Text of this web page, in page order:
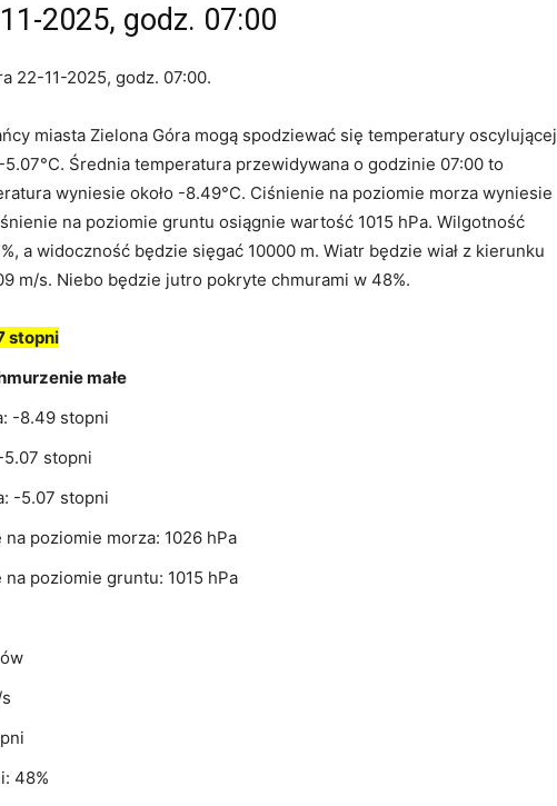
2025, godz. 07:00
22-11-2025, godz. 07:00.
miasta Zielona Góra mogą spodziewać się temperatury oscylującej
Średnia temperatura przewidywana o godzinie 07:00 to
wyniesie około -8.49°C. Ciśnienie na poziomie morza wyniesie
na poziomie gruntu osiągnie wartość 1015 hPa. Wilgotność
a widoczność będzie sięgać 10000 m. Wiatr będzie wiał z kierunku
m/s. Niebo będzie jutro pokryte chmurami w 48%.
stopni
małe
-8.49 stopni
stopni
-5.07 stopni
poziomie morza: 1026 hPa
poziomie gruntu: 1015 hPa
48%